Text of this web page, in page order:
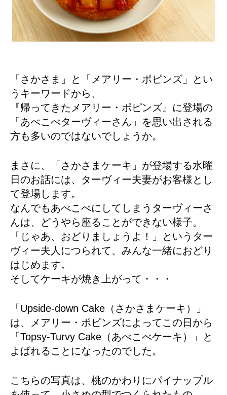
「さかさま」と「メアリー・ポピンズ」とい
うキーワードから、
『帰ってきたメアリー・ポピンズ』に登場の
「あべこべターヴィーさん」を思い出される
方も多いのではないでしょうか。
まさに、「さかさまケーキ」が登場する水曜
日のお話には、ターヴィー夫妻がお客様とし
て登場します。
なんでもあべこべにしてしまうターヴィーさ
んは、どうやら座ることができない様子。
「じゃあ、おどりましょうよ！」というター
ヴィー夫人につられて、みんな一緒におどり
はじめます。
そしてケーキが焼き上がって・・・
「Upside-down Cake（さかさまケーキ）」
は、メアリー・ポピンズによってこの日から
「Topsy-Turvy Cake（あべこべケーキ）」と
よばれることになったのでした。
こちらの写真は、桃のかわりにパイナップル